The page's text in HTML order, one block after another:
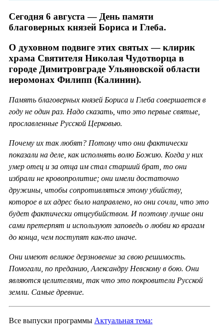
Сегодня 6 августа — День памяти
благоверных князей Бориса и Глеба.
О духовном подвиге этих святых — клирик
храма Святителя Николая Чудотворца в
городе Димитровграде Ульяновской области
иеромонах Филипп (Калинин).
Память благоверных князей Бориса и Глеба совершается в
году не один раз. Надо сказать, что это первые святые,
прославленные Русской Церковью.
Почему их так любят? Потому что они фактически
показали на деле, как исполнять волю Божию. Когда у них
умер отец и за отца им стал старший брат, то они
избрали не кровопролитие; они имели достаточно
дружины, чтобы сопротивляться этому убийству,
которое в их адрес было направлено, но они сочли, что это
будет фактически отцеубийством. И поэтому лучше они
сами претерпят и используют заповедь о любви ко врагам
до конца, чем поступят как-то иначе.
Они имеют великое дерзновение за свою решимость.
Помогали, по преданию, Александру Невскому в бою. Они
являются целителями, так что это покровители Русской
земли. Самые древние.
Все выпуски программы Актуальная тема: